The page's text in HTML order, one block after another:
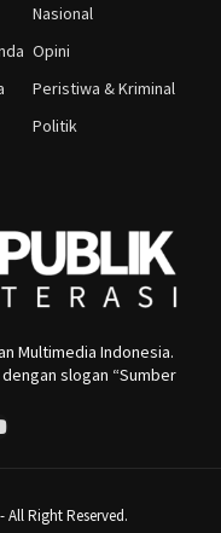
Nasional
Opini
Peristiwa & Kriminal
Politik
Multimedia Indonesia.
slogan “Sumber
Right Reserved.